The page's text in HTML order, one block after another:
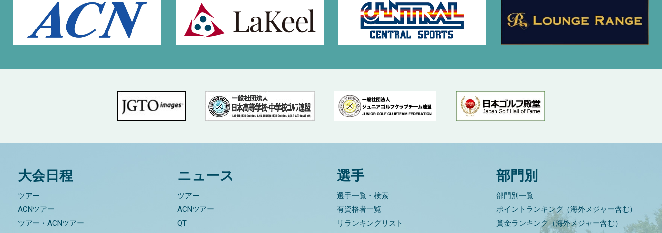
大会日程
ツアー
ACNツアー
ツアー・ACNツアー
ニュース
ツアー
ACNツアー
QT
選手
選手一覧・検索
有資格者一覧
リランキングリスト
部門別
部門別一覧
ポイントランキング（海外メジャー含む）
賞金ランキング（海外メジャー含む）